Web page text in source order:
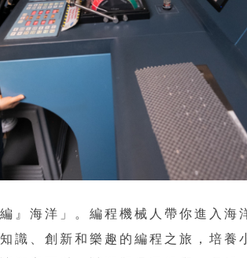
』海洋」。編程機械人帶你進入海
識、創新和樂趣的編程之旅，培養